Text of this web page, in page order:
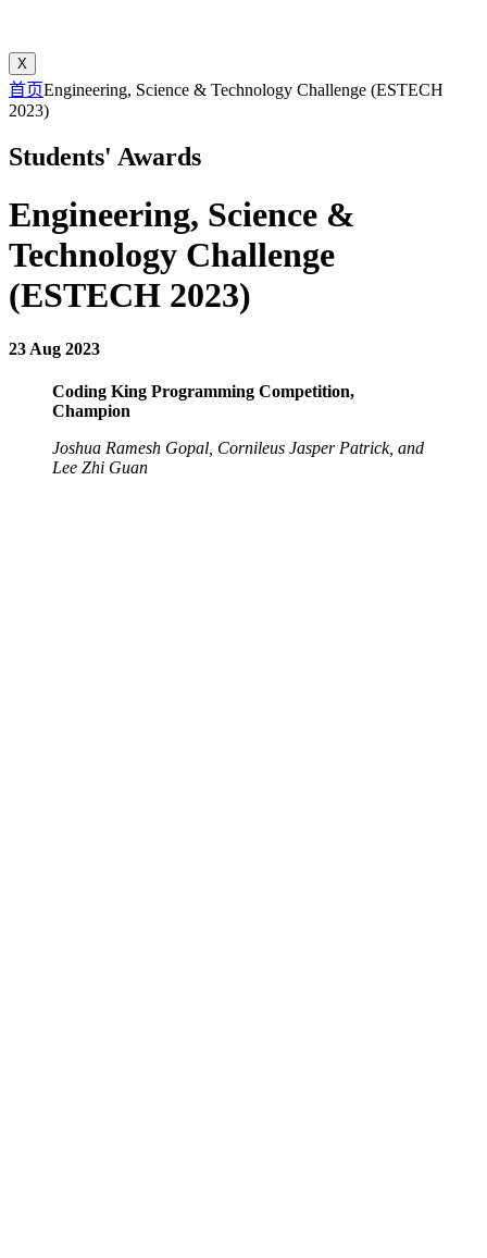
X
首页Engineering, Science & Technology Challenge (ESTECH
2023)
Students' Awards
Engineering, Science &
Technology Challenge
(ESTECH 2023)
23 Aug 2023
Coding King Programming Competition,
Champion
Joshua Ramesh Gopal, Cornileus Jasper Patrick, and
Lee Zhi Guan